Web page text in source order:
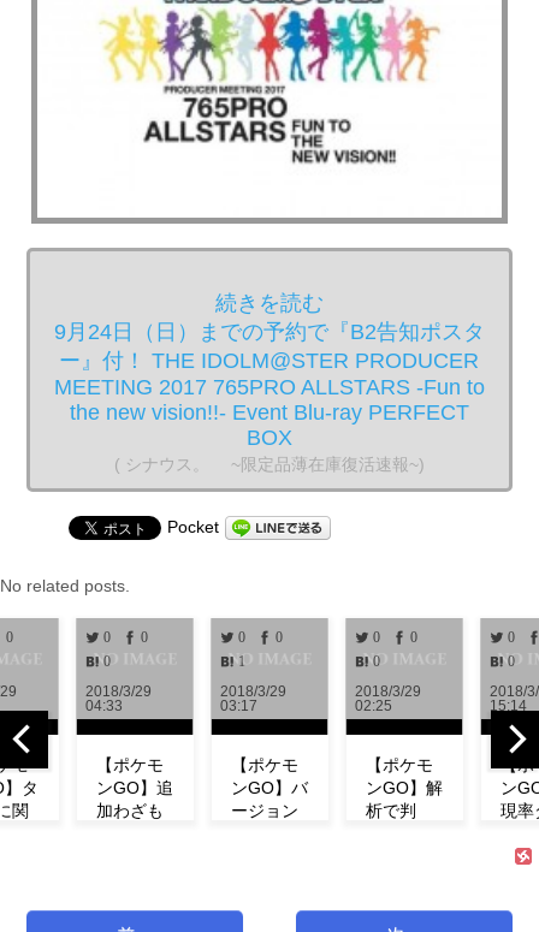
続きを読む
9月24日（日）までの予約で『B2告知ポスタ
ー』付！ THE IDOLM@STER PRODUCER
MEETING 2017 765PRO ALLSTARS -Fun to
the new vision!!- Event Blu-ray PERFECT
BOX
( シナウス。 ~限定品薄在庫復活速報~)
Pocket
No related posts.
0
モ
タ
関
0
0
0
2018/3/29
04:33
【ポケモ
ンGO】追
加わざも
紹介！
0
0
1
2018/3/29
03:17
【ポケモ
ンGO】バ
ージョン
0
0
0
2018/3/29
02:25
【ポケモ
ンGO】解
析で判
報酬一覧
0
0
2018/
15:14
【ポ
ン
現率
ベ